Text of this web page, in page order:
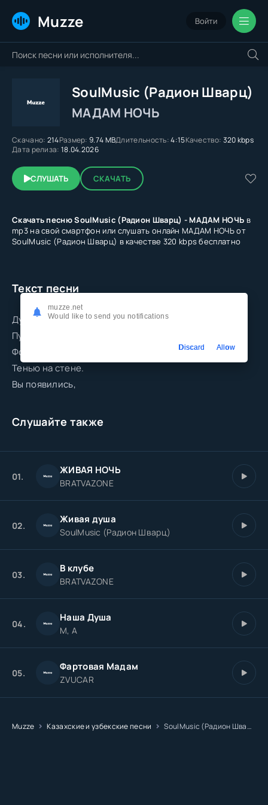
Muzze Войти
SoulMusic (Радион Шварц)
МАДАМ НОЧЬ
Скачано: 214Размер: 9.74 MBДлительность:4:15Качество: 320 kbps
Дата релиза: 18.04.2026
СЛУШАТЬ СКАЧАТЬ
Скачать песню SoulMusic (Радион Шварц) - МАДАМ НОЧЬ в
mp3 на свой смартфон или слушать онлайн МАДАМ НОЧЬ от
SoulMusic (Радион Шварц) в качестве 320 kbps бесплатно
Текст песни
Душа устала.
Пустые мысли.
Фонарь мигает
Тенью на стене.
Вы появились,
Слушайте также
01. ЖИВАЯ НОЧЬ
BRATVAZONE
02. Живая душа
SoulMusic (Радион Шварц)
03. В клубе
BRATVAZONE
04. Наша Душа
M, A
05. Фартовая Мадам
ZVUCAR
Muzze Казахские и узбекские песни SoulMusic (Радион Шварц) - МАДАМ НОЧЬ
muzze.net
Would like to send you notifications
Discard Allow